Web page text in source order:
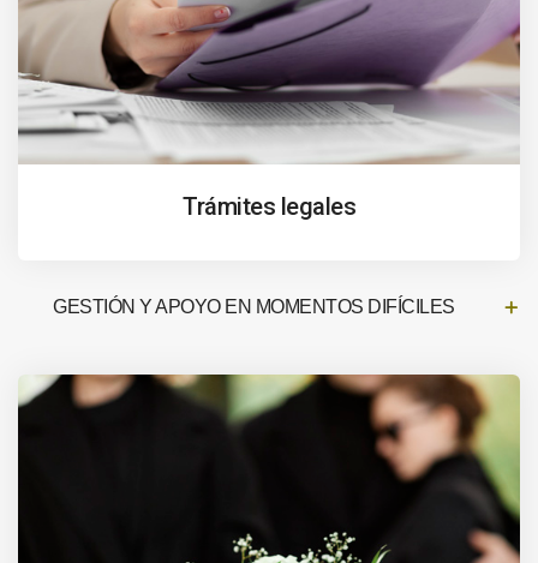
Trámites legales
GESTIÓN Y APOYO EN MOMENTOS DIFÍCILES